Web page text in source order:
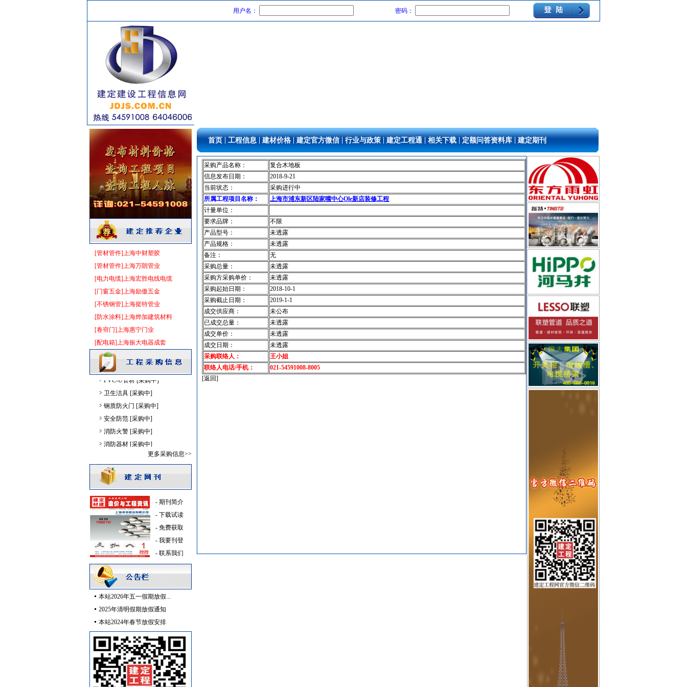
用户名： 密码：
[管材管件]上海中财塑胶
[管材管件]上海万朗管业
[电力电缆]上海宏胜电线电缆
[门窗五金]上海励傲五金
[不锈钢管]上海挺特管业
[防水涂料]上海烨加建筑材料
[卷帘门]上海惠宁门业
[配电箱]上海振大电器成套
消防稳压泵 [采购中]
智能建筑 [采购中]
门窗玻璃 [采购中]
装饰石材 [采购中]
给排水管件 [采购中]
外墙装饰 [采购中]
仪器仪表 [采购中]
外墙装饰 [采购中]
阀门组件 [采购中]
油漆涂料 [采购中]
通信光缆
[采购中]
火灾自动报警系统 [采购中]
铝扣版 [采购中]
光源灯具 [采购中]
书桌家具景观绿化
室外排水
电气控制开关 [采购中]
低压电器 [采购中]
仿古砖 [采购中]
仿古砖 [采购中]
复合木地板 [采购中]
电线电缆 [采购中]
石英灯 [采购中]
低压电器 [采购中]
日光灯 [采购中]
墙地面砖 [采购中]
卫生洁具 [采购中]
钢质防火门 [采购中]
安全防范 [采购中]
消防火警 [采购中]
消防器材 [采购中]
[采购中]
室内装修 [采购中]
仪器仪表 [采购中]
室内给排水 [采购中]
高压电器
[采购中]
照明灯具 [采购中]
外墙装饰 [采购中]
管材管件 [采购中]
景观绿化
给排水管件 [采购中]
低压电器 [采购中]
门窗玻璃 [采购中]
石材木材 [采购中]
防雷接地 [采购中]
油漆涂料 [采购中]
消防稳压泵 [采购中]
智能建筑 [采购中]
门窗玻璃 [采购中]
更多采购信息>>
- 期刊简介
- 下载试读
- 免费获取
- 我要刊登
- 联系我们
本站2026年五一假期放假...
2025年清明假期放假通知
本站2024年春节放假安排
首页 工程信息 建材价格 建定官方微信 行业与政策 建定工程通 相关下载 定额问答资料库 建定期刊
采购产品名称：
复合木地板
信息发布日期：
2018-9-21
当前状态：
采购进行中
所属工程项目名称：
上海市浦东新区陆家嘴中心Ole新店装修工程
计量单位：
要求品牌：
不限
产品型号：
未透露
产品规格：
未透露
备注：
无
采购总量：
未透露
采购方采购单价：
未透露
采购起始日期：
2018-10-1
采购截止日期：
2019-1-1
成交供应商：
未公布
已成交总量：
未透露
成交单价：
未透露
成交日期：
未透露
采购联络人：
王小姐
联络人电话/手机：
021-54591008-8005
[返回]